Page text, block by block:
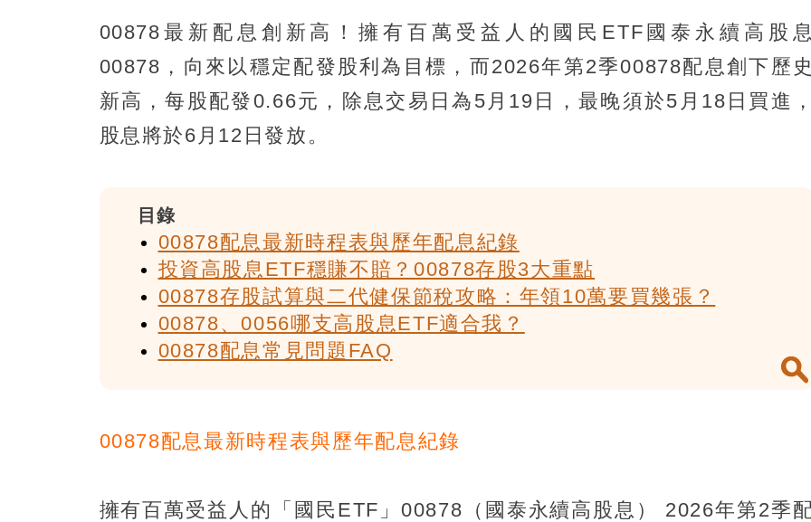
00878最新配息創新高！擁有百萬受益人的國民ETF國泰永續高股息
00878，向來以穩定配發股利為目標，而2026年第2季00878配息創下歷史
新高，每股配發0.66元，除息交易日為5月19日，最晚須於5月18日買進，
股息將於6月12日發放。
目錄
00878配息最新時程表與歷年配息紀錄
投資高股息ETF穩賺不賠？00878存股3大重點
00878存股試算與二代健保節稅攻略：年領10萬要買幾張？
00878、0056哪支高股息ETF適合我？
00878配息常見問題FAQ
00878配息最新時程表與歷年配息紀錄
擁有百萬受益人的「國民ETF」00878（國泰永續高股息） 2026年第2季